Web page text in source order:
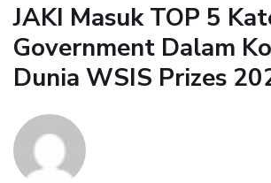
JAKI Masuk TOP 5
Government Dalam
Dunia WSIS Prizes